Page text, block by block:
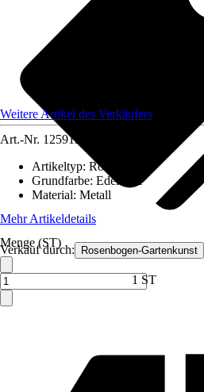
Verkauf durch: Rosenbogen-Gartenkunst
Weitere Artikel des Verkäufers
Art.-Nr. 12591347
Artikeltyp: Rosenbogen
Grundfarbe: Edelstahl
Material: Metall
Mehr Artikeldetails
Menge (ST)
1 ST